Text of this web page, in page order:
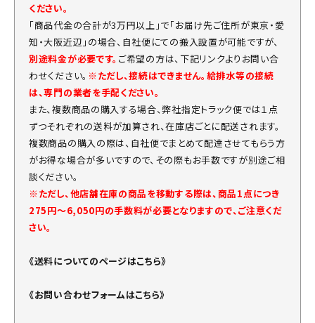
ください。
「商品代金の合計が3万円以上」で「お届け先ご住所が東京・愛
知・大阪近辺」の場合、自社便にての搬入設置が可能ですが、
別途料金が必要です。 ご希望の方は、下記リンクよりお問い合
わせください。 ※ただし、接続はできません。給排水等の接続
は、専門の業者を手配ください。
また、複数商品の購入する場合、弊社指定トラック便では１点
ずつそれぞれの送料が加算され、在庫店ごとに配送されます。
複数商品の購入の際は、自社便でまとめて配達させてもらう方
がお得な場合が多いですので、その際もお手数ですが別途ご相
談ください。
※ただし、他店舗在庫の商品を移動する際は、商品1点につき
275円～6,050円の手数料が必要となりますので、ご注意くだ
さい。
《送料についてのページはこちら》
《お問い合わせフォームはこちら》